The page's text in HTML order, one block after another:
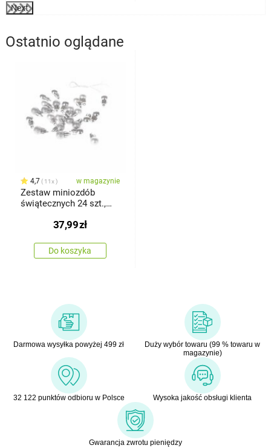
Next
Ostatnio oglądane
4,7 11x w magazynie
Zestaw miniozdób
świątecznych 24 szt.,
37,99zł
Do koszyka
Darmowa wysyłka powyżej 499 zł
Duży wybór towaru (99 % towaru w
magazynie)
32 122 punktów odbioru w Polsce Wysoka jakość obsługi klienta
Gwarancja zwrotu pieniędzy